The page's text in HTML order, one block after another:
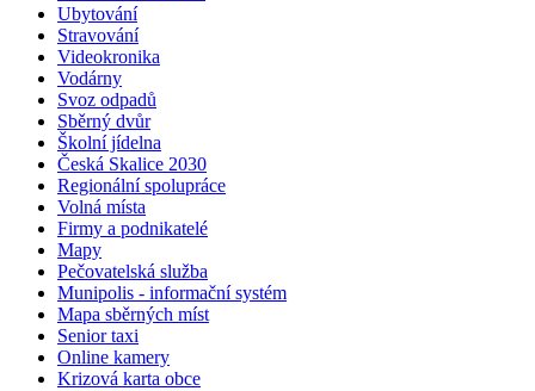
Ubytování
Stravování
Videokronika
Vodárny
Svoz odpadů
Sběrný dvůr
Školní jídelna
Česká Skalice 2030
Regionální spolupráce
Volná místa
Firmy a podnikatelé
Mapy
Pečovatelská služba
Munipolis - informační systém
Mapa sběrných míst
Senior taxi
Online kamery
Krizová karta obce